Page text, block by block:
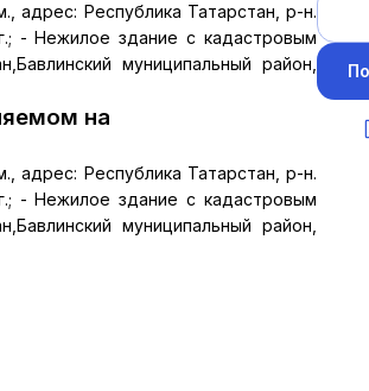
адрес: Республика Татарстан, р-н.
- Нежилое здание с кадастровым
муниципальный район,
на
адрес: Республика Татарстан, р-н.
- Нежилое здание с кадастровым
муниципальный район,